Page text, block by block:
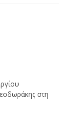
στη